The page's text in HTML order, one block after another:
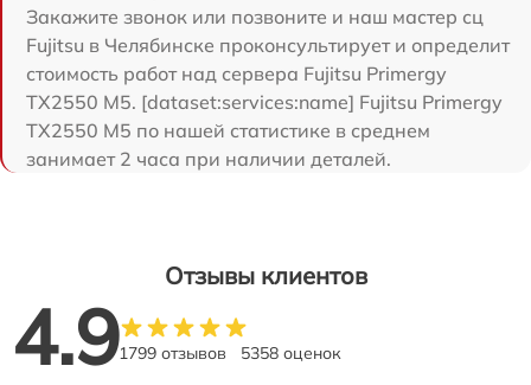
Закажите звонок или позвоните и наш мастер сц
Fujitsu в Челябинске проконсультирует и определит
стоимость работ над сервера Fujitsu Primergy
TX2550 M5. [dataset:services:name] Fujitsu Primergy
TX2550 M5 по нашей статистике в среднем
занимает 2 часа при наличии деталей.
Отзывы клиентов
4.91799 отзывов 5358 оценок